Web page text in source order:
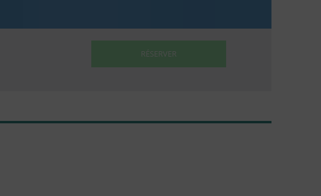
RÉSERVER